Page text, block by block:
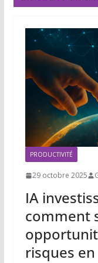
PRODUCTIVITÉ
29 octobre 2025
IA
comment
risques en